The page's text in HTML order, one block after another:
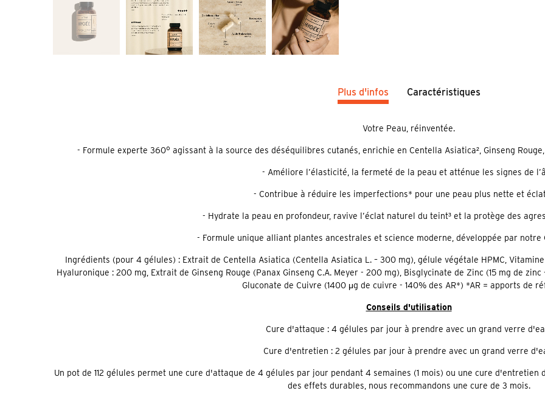
Plus d'infos Caractéristiques
Votre Peau, réinventée.
- Formule experte 360° agissant à la source des déséquilibres cutanés, enrichie en Centella Asiatica², Ginseng
- Améliore l’élasticité, la fermeté de la peau et atténue les signes de
- Contribue à réduire les imperfections* pour une peau plus nette et
- Hydrate la peau en profondeur, ravive l’éclat naturel du teint³ et la protège des
- Formule unique alliant plantes ancestrales et science moderne, développée par notre
Ingrédients (pour 4 gélules) : Extrait de Centella Asiatica (Centella Asiatica L. – 300 mg), gélule végétale HPMC,
Hyaluronique : 200 mg, Extrait de Ginseng Rouge (Panax Ginseng C.A. Meyer - 200 mg), Bisglycinate de Zinc (15 mg de
Gluconate de Cuivre (1400 μg de cuivre - 140% des AR*) *AR = apports de
Conseils d'utilisation
Cure d'attaque : 4 gélules par jour à prendre avec un grand verre
Cure d'entretien : 2 gélules par jour à prendre avec un grand verre
Un pot de 112 gélules permet une cure d'attaque de 4 gélules par jour pendant 4 semaines (1 mois) ou une cure
des effets durables, nous recommandons une cure de 3 mois.